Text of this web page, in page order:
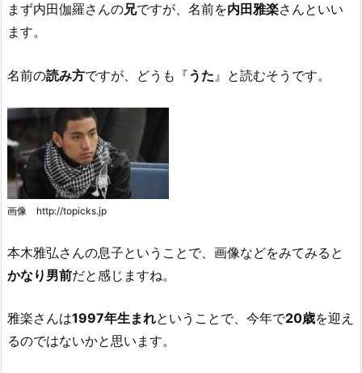
まず内田伽羅さんの兄ですが、名前を内田雅楽さんといい
ます。
名前の読み方ですが、どうも『うた 』と読むそうです。
画像 http://topicks.jp
本木雅弘さんの息子ということで、画像などをみてみると
かなり男前だと感じますね。
雅楽さんは1997年生まれということで、今年で20歳を迎え
るのではないかと思います。